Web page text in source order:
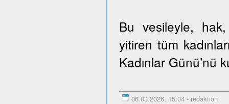
Bu vesileyle,
yitiren tüm
Kadınlar Günü’nü
06.03.2026, 15:04 - redaktion